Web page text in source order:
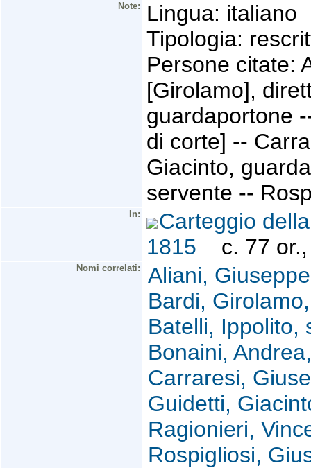
Note:
Lingua: italiano
Tipologia:
Persone citate:
[Girolamo],
guardaportone
di corte] --
Giacinto,
servente --
In:
Carteggio
1815
c. 77
Nomi correlati:
Aliani,
Bardi,
Batelli, Ippolito,
Bonaini,
Carraresi,
Guidetti,
Ragionieri,
Rospigliosi,